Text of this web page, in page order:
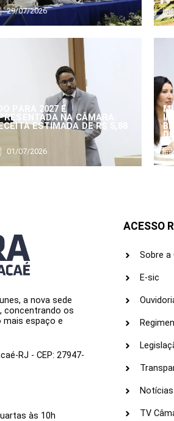
29/07/2026
PARA 2027 É
NA CÂMARA:
ESTIMADA DE R$ 5,88
01/07/2026
a nova sede
concentrando os
espaço e
RJ - CEP: 27947-
às 10h
ACESSO
Sobre a
E-sic
Notícias
TV